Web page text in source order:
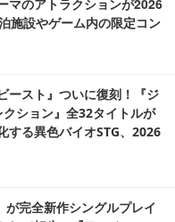
マのアトラクションが2026
施設やゲーム内の限定コン
ースト』ついに復刻！『ジ
ション』全32タイトルが
る異色バイオSTG、2026
が完全新作シングルプレイ